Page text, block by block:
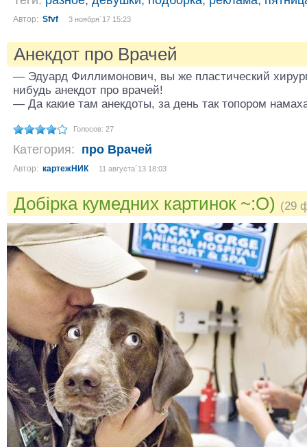
Автор: Sfvf 3 ноября´17 15:23
Анекдот про Врачей
— Эдуард Филлимонович, вы же пластический
нибудь анекдот про врачей!
— Да какие там анекдоты, за день так топором
Голосов: 27
Категория: про Врачей
Автор: картежНИК 11 августа´13 18:03
Добірка кумедних картинок ~:O) (29